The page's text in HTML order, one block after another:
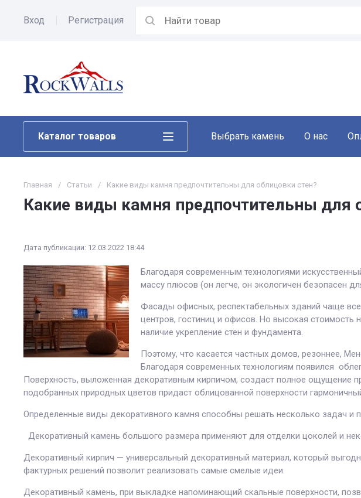
Вход Регистрация
Каталог товаров Выбрать камень О нас
Главная / Статьи / Какие виды камня предпочтительны для облицовки стен?
Какие виды камня предпочтительны для
Дата публикации: 12.03.2022 18:44
Благодаря современным технологиями
массу плюсов (он легче, он экологичен безопасен
Фасады офисных, респектабельных зданий чаще
центров, гостиниц и офисов. Но высокая стоимость
наличие укрепление стен и фундамента.
Поэтому, что касается частных домов, резоннее,
Благодаря современных технологиям появился
Поверхность, выложенная декоративным кирпичом, создаст полное ощущение
подобранных природных цветов придаст облицованной поверхности
Определенные виды декоративного камня способны решать несколько задач и
Декоративный камень большого размера применяют для отделки цоколей и
Декоративный кирпич — универсальный декоративный материал, который
фактурных решений позволит реализовать самые смелые идеи.
Декоративный камень, при выкладке напоминающий скальные поверхности,